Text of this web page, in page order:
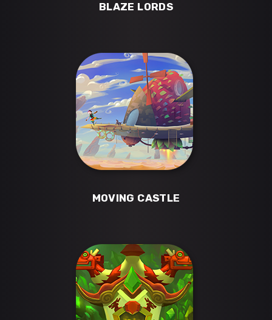
BLAZE LORDS
MOVING CASTLE